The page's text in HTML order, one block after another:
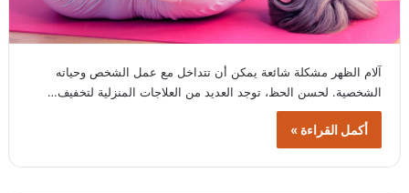
آلام الظهر مشكلة شائعة يمكن أن تتداخل مع عمل الشخص وحياته
الشخصية. لحسن الحظ، توجد العديد من العلاجات المنزلية لتخفيف…
أكمل القراءة »